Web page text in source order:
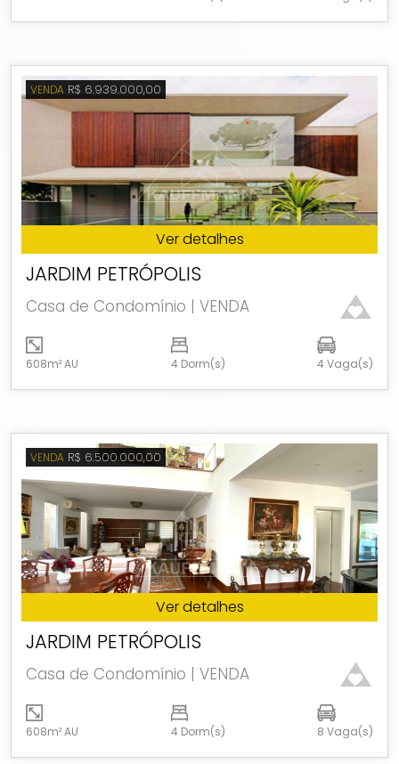
VENDA R$ 6.939.000,00
Ver detalhes
JARDIM PETRÓPOLIS
Casa de Condomínio | VENDA
608m² AU 4 Dorm(s) 4 Vaga(s)
VENDA R$ 6.500.000,00
Ver detalhes
JARDIM PETRÓPOLIS
Casa de Condomínio | VENDA
608m² AU 4 Dorm(s) 8 Vaga(s)